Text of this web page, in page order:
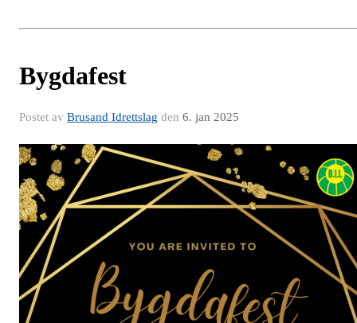
Bygdafest
Postet av Brusand Idrettslag den 6. jan 2025